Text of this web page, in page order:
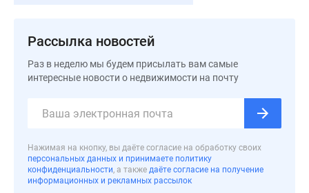
Поиск
реновации
Москве
Новостройки
премиум-
Рассылка новостей
Раз в неделю мы будем присылать вам самые
интересные новости о недвижимости на почту
Нажимая на кнопку, вы даёте согласие на обработку своих
персональных данных и принимаете политику
конфиденциальности, а также даёте согласие на получение
информационных и рекламных рассылок